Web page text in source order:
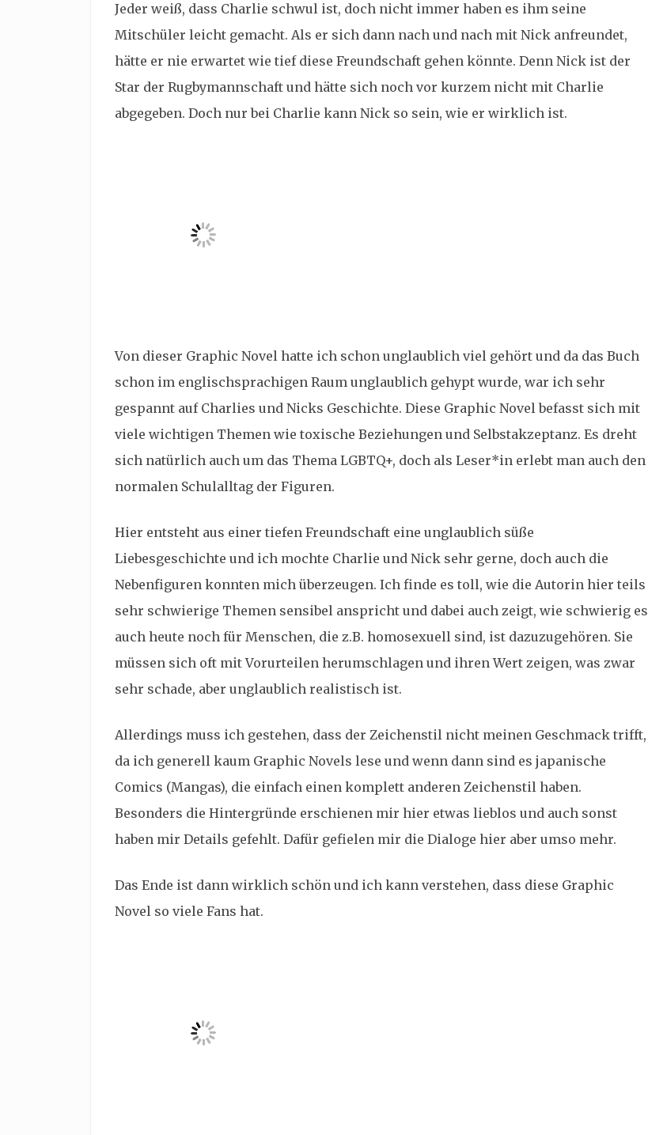
Jeder weiß, dass Charlie schwul ist, doch nicht immer haben es ihm seine
Mitschüler leicht gemacht. Als er sich dann nach und nach mit Nick anfreundet,
hätte er nie erwartet wie tief diese Freundschaft gehen könnte. Denn Nick ist der
Star der Rugbymannschaft und hätte sich noch vor kurzem nicht mit Charlie
abgegeben. Doch nur bei Charlie kann Nick so sein, wie er wirklich ist.
Von dieser Graphic Novel hatte ich schon unglaublich viel gehört und da das Buch
schon im englischsprachigen Raum unglaublich gehypt wurde, war ich sehr
gespannt auf Charlies und Nicks Geschichte. Diese Graphic Novel befasst sich mit
viele wichtigen Themen wie toxische Beziehungen und Selbstakzeptanz. Es dreht
sich natürlich auch um das Thema LGBTQ+, doch als Leser*in erlebt man auch den
normalen Schulalltag der Figuren.
Hier entsteht aus einer tiefen Freundschaft eine unglaublich süße
Liebesgeschichte und ich mochte Charlie und Nick sehr gerne, doch auch die
Nebenfiguren konnten mich überzeugen. Ich finde es toll, wie die Autorin hier teils
sehr schwierige Themen sensibel anspricht und dabei auch zeigt, wie schwierig es
auch heute noch für Menschen, die z.B. homosexuell sind, ist dazuzugehören. Sie
müssen sich oft mit Vorurteilen herumschlagen und ihren Wert zeigen, was zwar
sehr schade, aber unglaublich realistisch ist.
Allerdings muss ich gestehen, dass der Zeichenstil nicht meinen Geschmack trifft,
da ich generell kaum Graphic Novels lese und wenn dann sind es japanische
Comics (Mangas), die einfach einen komplett anderen Zeichenstil haben.
Besonders die Hintergründe erschienen mir hier etwas lieblos und auch sonst
haben mir Details gefehlt. Dafür gefielen mir die Dialoge hier aber umso mehr.
Das Ende ist dann wirklich schön und ich kann verstehen, dass diese Graphic
Novel so viele Fans hat.